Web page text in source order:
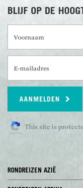
BLIJF OP DE
AANMELDEN
This site is
RONDREIZEN AZIË